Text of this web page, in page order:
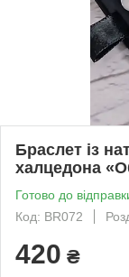
Браслет із
халцедона
Готово до
Код: BR072
420 ₴